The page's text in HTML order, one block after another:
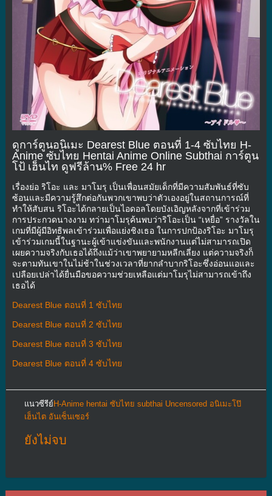
ดูการ์ตูนอนิเมะ Dearest Blue ตอนที่ 1-4 ซับไทย H-
Anime ซับไทย Hentai Anime Online Subthai การ์ตูน
โป้ เฮ็นไท ดูฟรีล้าน% Free 24 hr
เรื่องย่อ ริโอะ และ มาโมรุ เป็นเพื่อนสมัยเด็กที่มีความสัมพันธ์ที่ซับ
ซ้อนและมีความรู้สึกต่อกันพวกเขาพบว่าตัวเองอยู่ในสถานการณ์ที่
ทำให้สับสน ริโอะได้กลายเป็นไอดอลโดยบังเอิญหลังจากที่เข้าร่วม
การประกวดนางงาม ทว่ามาโมรุค้นพบว่าริโอะเป็น “เหยื่อ” รางวัลใน
เกมที่มีผู้มีอิทธิพลเข้าร่วมเพื่อแย่งชิงเธอ ในการปกป้องริโอะ มาโมรุ
เข้าร่วมเกมนี้ในฐานะผู้เข้าแข่งขันและพนักงานแต่ไม่สามารถเปิด
เผยความจริงกับเธอได้ถึงแม้ว่าเขาพยายามหลีกเลี่ยง แต่ความจริงก็
จะตามทันเขาในไม่ช้าในช่วงเวลาที่ยากลำบากริโอะซึ่งอ่อนแอและ
เปลือยเปล่าได้ยื่นมือขอความช่วยเหลือแต่มาโมรุไม่สามารถเข้าถึง
เธอได้
Dearest Blue ตอนที่ 1 ซับไทย
Dearest Blue ตอนที่ 2 ซับไทย
Dearest Blue ตอนที่ 3 ซับไทย
Dearest Blue ตอนที่ 4 ซับไทย
แนวซีรีย์H-Anime hentai ซับไทย subthai Uncensored อนิเมะโป๊
เฮ็นไต อันเซ็นเซอร์
ยังไม่จบ